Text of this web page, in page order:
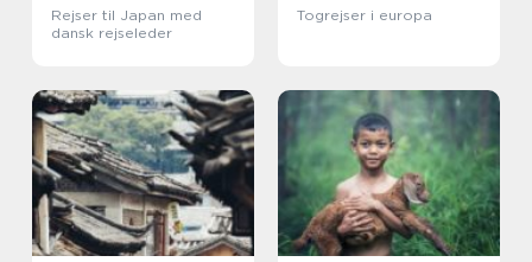
Rejser til Japan med
dansk rejseleder
Togrejser i europa